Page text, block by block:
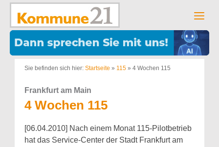
Zum
springen
Sie befinden sich hier: Startseite » 115 » 4 Wochen 115
Frankfurt am Main
4 Wochen 115
[06.04.2010] Nach einem Monat 115-Pilotbetrieb
hat das Service-Center der Stadt Frankfurt am